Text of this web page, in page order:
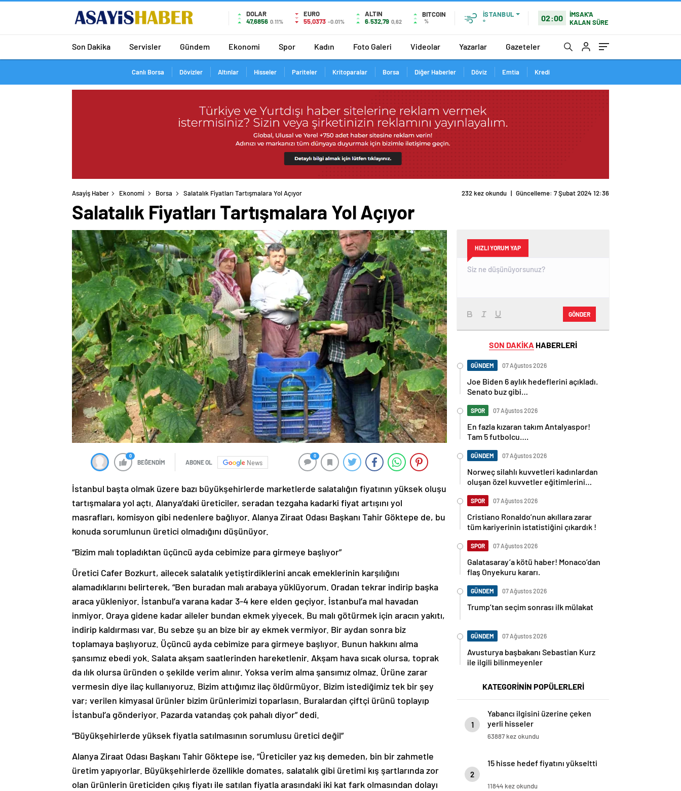
DOLAR
47,6856 0.11%
EURO
55,0373 -0.01%
ALTIN
6.532,79 0,62
BITCOIN
%
İSTANBUL
°
02:00
İMSAK'A
KALAN SÜRE
Son Dakika Servisler Gündem Ekonomi Spor Kadın Foto Galeri Videolar Yazarlar Gazeteler
Canlı Borsa Dövizler Altınlar Hisseler Pariteler Kritoparalar Borsa Diğer Haberler Döviz Emtia Kredi
Asayiş Haber Ekonomi Borsa Salatalık Fiyatları Tartışmalara Yol Açıyor 232 kez okundu | Güncelleme: 7 Şubat 2024 12:36
Salatalık Fiyatları Tartışmalara Yol Açıyor
0
BEĞENDİM ABONE OL News
0
İstanbul başta olmak üzere bazı büyükşehirlerde marketlerde salatalığın fiyatının yüksek oluşu
tartışmalara yol açtı. Alanya’daki üreticiler, seradan tezgaha kadarki fiyat artışını yol
masrafları, komisyon gibi nedenlere bağlıyor. Alanya Ziraat Odası Başkanı Tahir Göktepe de, bu
konuda sorumlunun üretici olmadığını düşünüyor.
“Bizim malı topladıktan üçüncü ayda cebimize para girmeye başlıyor”
Üretici Cafer Bozkurt, ailecek salatalık yetiştirdiklerini ancak emeklerinin karşılığını
alamadıklarını belirterek, “Ben buradan malı arabaya yüklüyorum. Oradan tekrar indirip başka
araca yükleniyor. İstanbul’a varana kadar 3-4 kere elden geçiyor. İstanbul’a mal havadan
inmiyor. Oraya gidene kadar aileler bundan ekmek yiyecek. Bu malı götürmek için aracın yakıtı,
indirip kaldırması var. Bu sebze şu an bize bir ay ekmek vermiyor. Bir aydan sonra biz
toplamaya başlıyoruz. Üçüncü ayda cebimize para girmeye başlıyor. Bunun hakkını alma
şansımız ebedi yok. Salata akşam saatlerinden hareketlenir. Akşam hava sıcak olursa, toprak
da ılık olursa üründen o şekilde verim alınır. Yoksa verim alma şansımız olmaz. Ürüne zarar
vermesin diye ilaç kullanıyoruz. Bizim attığımız ilaç öldürmüyor. Bizim istediğimiz tek bir şey
var; verilen kimyasal ürünler bizim ürünlerimizi toparlasın. Buralardan çiftçi ürünü toplayıp
İstanbul’a gönderiyor. Pazarda vatandaş çok pahalı diyor” dedi.
“Büyükşehirlerde yüksek fiyatla satılmasının sorumlusu üretici değil”
Alanya Ziraat Odası Başkanı Tahir Göktepe ise, “Üreticiler yaz kış demeden, bin bir zahmetle
üretim yapıyorlar. Büyükşehirlerde özellikle domates, salatalık gibi üretimi kış şartlarında zor
olan ürünlerin üreticiden çıkış fiyatı ile satılan fiyatla arasındaki iki kat fark olmasından dolayı
HIZLI YORUM YAP
GÖNDER
SON DAKİKA HABERLERİ
GÜNDEM 07 Ağustos 2026
Joe Biden 6 aylık hedeflerini açıkladı.
Senato buz gibi…
SPOR 07 Ağustos 2026
En fazla kızaran takım Antalyaspor!
Tam 5 futbolcu….
GÜNDEM 07 Ağustos 2026
Norweç silahlı kuvvetleri kadınlardan
oluşan özel kuvvetler eğitimlerini
SPOR 07 Ağustos 2026
Cristiano Ronaldo’nun akıllara zarar
tüm kariyerinin istatistiğini çıkardık !
SPOR 07 Ağustos 2026
Galatasaray’a kötü haber! Monaco’dan
flaş Onyekuru kararı.
GÜNDEM 07 Ağustos 2026
Trump’tan seçim sonrası ilk mülakat
GÜNDEM 07 Ağustos 2026
Avusturya başbakanı Sebastian Kurz
ile ilgili bilinmeyenler
KATEGORİNİN POPÜLERLERİ
1
Yabancı ilgisini üzerine çeken
yerli hisseler
63887 kez okundu
2
15 hisse hedef fiyatını yükseltti
11844 kez okundu